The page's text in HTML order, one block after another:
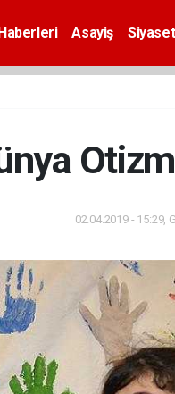
Asayiş Siyaset
02.04.2019 - 15:29,